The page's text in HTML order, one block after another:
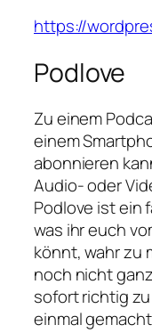
https://
Podlove
Zu einem
einem
abonnieren
Audio- oder
Podlove ist ein
was ihr euch
könnt, wahr zu
noch nicht
sofort richtig
einmal